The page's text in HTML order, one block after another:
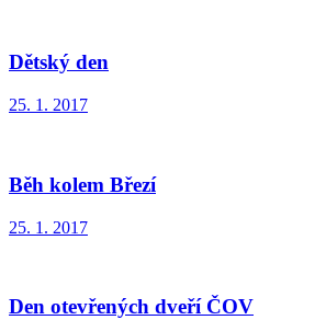
Dětský den
25. 1. 2017
Běh kolem Březí
25. 1. 2017
Den otevřených dveří ČOV